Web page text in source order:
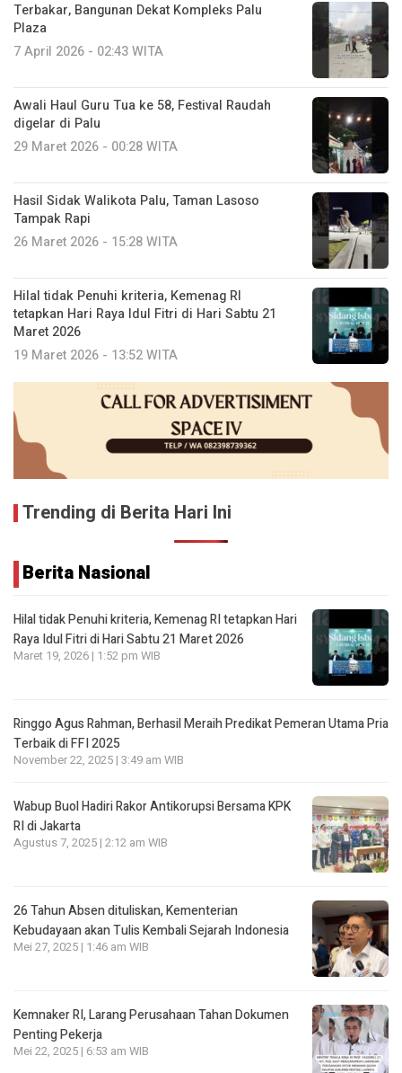
Terbakar, Bangunan Dekat Kompleks Palu
Plaza
7 April 2026 - 02:43 WITA
Awali Haul Guru Tua ke 58, Festival Raudah
digelar di Palu
29 Maret 2026 - 00:28 WITA
Hasil Sidak Walikota Palu, Taman Lasoso
Tampak Rapi
26 Maret 2026 - 15:28 WITA
Hilal tidak Penuhi kriteria, Kemenag RI
tetapkan Hari Raya Idul Fitri di Hari Sabtu 21
Maret 2026
19 Maret 2026 - 13:52 WITA
Trending di Berita Hari Ini
Berita Nasional
Hilal tidak Penuhi kriteria, Kemenag RI tetapkan Hari
Raya Idul Fitri di Hari Sabtu 21 Maret 2026
Maret 19, 2026 | 1:52 pm WIB
Ringgo Agus Rahman, Berhasil Meraih Predikat Pemeran Utama Pria
Terbaik di FFI 2025
November 22, 2025 | 3:49 am WIB
Wabup Buol Hadiri Rakor Antikorupsi Bersama KPK
RI di Jakarta
Agustus 7, 2025 | 2:12 am WIB
26 Tahun Absen dituliskan, Kementerian
Kebudayaan akan Tulis Kembali Sejarah Indonesia
Mei 27, 2025 | 1:46 am WIB
Kemnaker RI, Larang Perusahaan Tahan Dokumen
Penting Pekerja
Mei 22, 2025 | 6:53 am WIB